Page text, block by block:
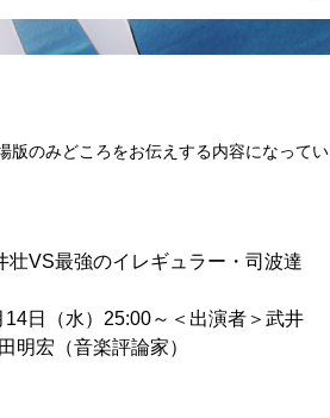
版のみどころをお伝えする内容になってい
壮VS最強のイレギュラー・司波達
日（水）25:00～＜出演者＞武井
明宏（音楽評論家）